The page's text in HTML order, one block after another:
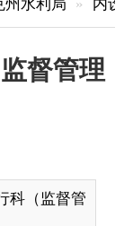
理